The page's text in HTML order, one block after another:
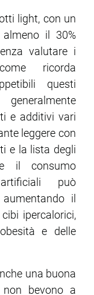
light, con un
il 30%
valutare i
ricorda
questi
e additivi vari
leggere con
e la lista degli
il consumo
può
il
ipercalorici,
e delle
una buona
non bevono a